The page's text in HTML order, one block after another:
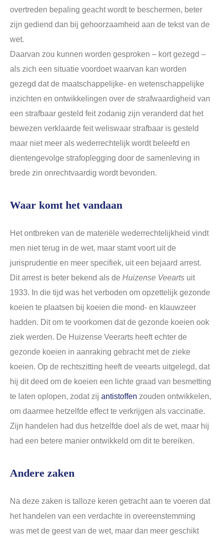
overtreden bepaling geacht wordt te beschermen, beter
zijn gediend dan bij gehoorzaamheid aan de tekst van de
wet.
Daarvan zou kunnen worden gesproken – kort gezegd –
als zich een situatie voordoet waarvan kan worden
gezegd dat de maatschappelijke- en wetenschappelijke
inzichten en ontwikkelingen over de strafwaardigheid van
een strafbaar gesteld feit zodanig zijn veranderd dat het
bewezen verklaarde feit weliswaar strafbaar is gesteld
maar niet meer als wederrechtelijk wordt beleefd en
dientengevolge strafoplegging door de samenleving in
brede zin onrechtvaardig wordt bevonden.
Waar komt het vandaan
Het ontbreken van de materiële wederrechtelijkheid vindt
men niet terug in de wet, maar stamt voort uit de
jurisprudentie en meer specifiek, uit een bejaard arrest.
Dit arrest is beter bekend als de Huizense Veearts uit
1933. In die tijd was het verboden om opzettelijk gezonde
koeien te plaatsen bij koeien die mond- en klauwzeer
hadden. Dit om te voorkomen dat de gezonde koeien ook
ziek werden. De Huizense Veerarts heeft echter de
gezonde koeien in aanraking gebracht met de zieke
koeien. Op de rechtszitting heeft de veearts uitgelegd, dat
hij dit deed om de koeien een lichte graad van besmetting
te laten oplopen, zodat zij antistoffen zouden ontwikkelen,
om daarmee hetzelfde effect te verkrijgen als vaccinatie.
Zijn handelen had dus hetzelfde doel als de wet, maar hij
had een betere manier ontwikkeld om dit te bereiken.
Andere zaken
Na deze zaken is talloze keren getracht aan te voeren dat
het handelen van een verdachte in overeenstemming
was met de geest van de wet, maar dan meer geschikt